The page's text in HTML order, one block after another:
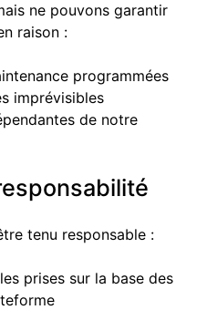
ne pouvons garantir
raison :
programmées
imprévisibles
de notre
tenu responsable :
prises sur la base des